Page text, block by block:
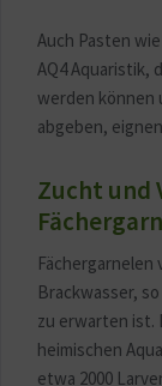
Auch Pasten
AQ4 Aquaristik,
werden können
abgeben,
Zucht und
Fächergarnelen
Brackwasser,
zu erwarten ist.
heimischen
etwa 2000